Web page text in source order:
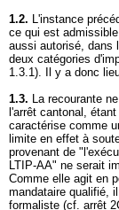
1.2. L'instance
ce qui est
aussi autorisé, dans
deux catégories
1.3.1). Il y a donc
1.3. La recourante
l'arrêt cantonal,
caractérise comme
limite en effet à
provenant de
LTIP-AA" ne serait
Comme elle agit en
mandataire qualifié,
formaliste (cf. arrêt